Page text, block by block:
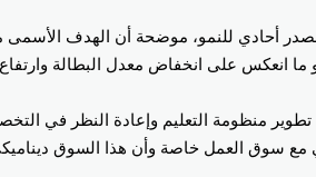
أحادي للنمو، موضحة أن الهدف الأسمى
انعكس على انخفاض معدل البطالة
منظومة التعليم وإعادة النظر في
مع سوق العمل خاصة وأن هذا السوق